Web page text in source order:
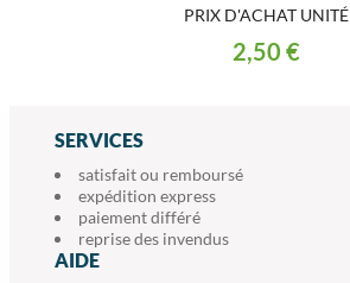
PRIX D'ACHAT UNITÉ
2,50 €
SERVICES
satisfait ou remboursé
expédition express
paiement différé
reprise des invendus
AIDE